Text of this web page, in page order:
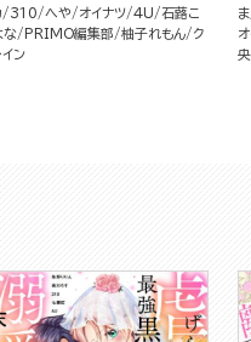
310 へや オイナツ 4U
石蕗こ
な
PRIMO編集部 柚子れもん
ク
イン
ま
央